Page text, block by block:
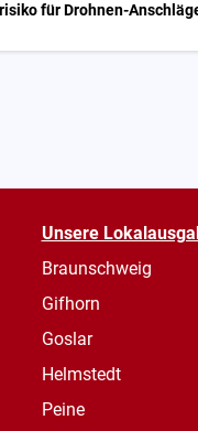
für Drohnen-
Unsere
Braunschweig
Gifhorn
Goslar
Helmstedt
Peine